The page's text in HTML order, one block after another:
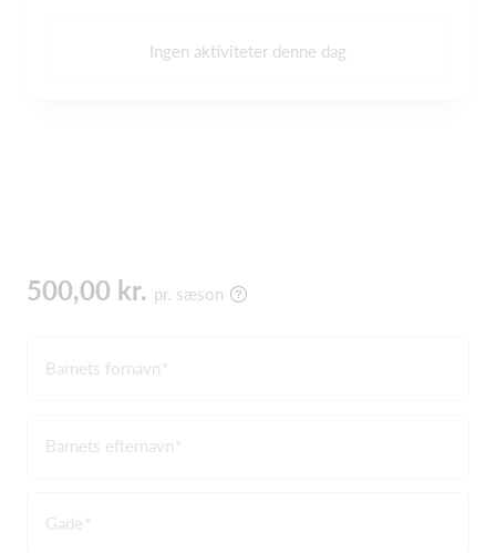
Ingen aktiviteter denne dag
500,00 kr. pr. sæson
Barnets fornavn
Barnets efternavn
Gade